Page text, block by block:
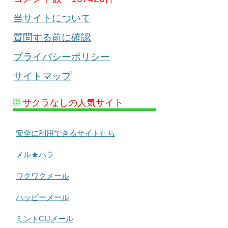
当サイトについて
質問する前に確認
プライバシーポリシー
サイトマップ
サクラなしの人気サイト
安全に利用できるサイトたち
メル★パラ
ワクワクメール
ハッピーメール
ミントC!Jメール